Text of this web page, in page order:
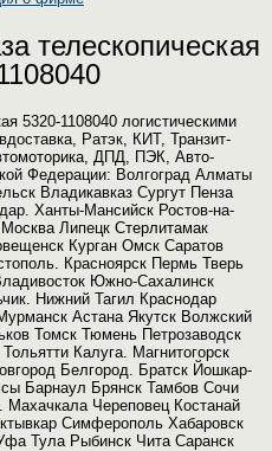
телескопическая
5320-1108040 логистическими
Ратэк, КИТ, Транзит-
ДПД, ПЭК, Авто-
Федерации: Волгоград Алматы
Владикавказ Сургут Пенза
Ханты-Мансийск Ростов-на-
Липецк Стерлитамак
Курган Омск Саратов
Красноярск Пермь Тверь
Южно-Сахалинск
Нижний Тагил Краснодар
Астана Якутск Волжский
Томск Тюмень Петрозаводск
Калуга. Магнитогорск
Белгород. Братск Йошкар-
Барнаул Брянск Тамбов Сочи
Череповец Костанай
Симферополь Хабаровск
Тула Рыбинск Чита Саранск